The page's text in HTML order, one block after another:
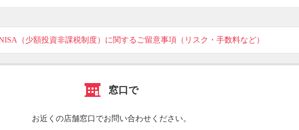
（少額投資非課税制度）に関するご留意事項（リスク・手数料など）
窓口で
お近くの店舗窓口でお問い合わせください。